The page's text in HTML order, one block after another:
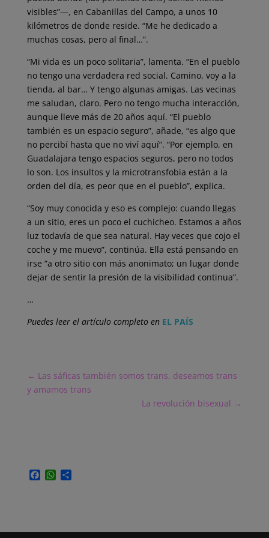
visibles”―, en Cabanillas del Campo, a unos 10
kilómetros de donde reside. “Me he dedicado a
muchas cosas, pero al final…”.
“Mi vida es un poco solitaria”, lamenta. “En el pueblo
no tengo una verdadera red social. Camino, voy a la
tienda, al bar… Y tengo algunas amigas. Las vecinas
me saludan, claro. Pero no tengo mucha interacción,
aunque lleve más de 20 años aquí. “El pueblo
también es un espacio seguro”, añade, “es algo que
no percibí hasta que no viví aquí”. “Por ejemplo, en
Guadalajara tengo espacios seguros, pero no todos
lo son. Los insultos y la microtransfobia están a la
orden del día, es peor que en el pueblo”, explica.
“Soy muy conocida y eso es complejo: cuando llegas
a un sitio, eres un poco el cuchicheo. Estamos a años
luz todavía de que sea natural. Hay veces que cojo el
coche y me muevo”, continúa. Ella está pensando en
irse “a otro sitio con más anonimato; un lugar donde
dejar de sentir la presión de la visibilidad continua”.
…
Puedes leer el artículo completo en EL PAÍS
← Las sáficas también somos trans, deseamos trans
y amamos trans
La revolución bisexual →
F
o
W
A
C
r